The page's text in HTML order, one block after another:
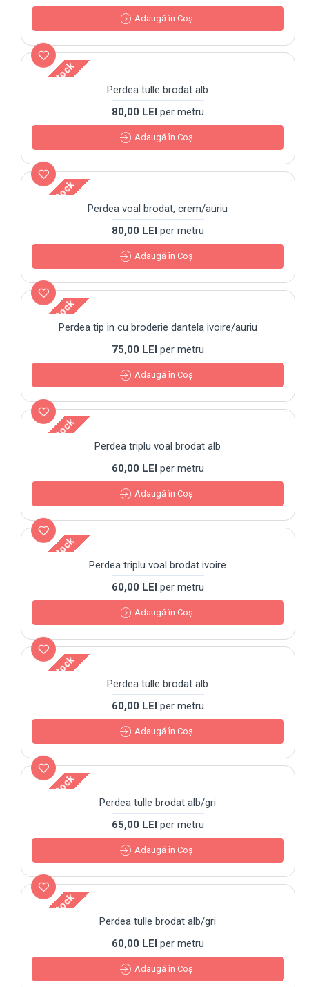
Adaugă în Coş
Out Of Stock
Perdea tulle brodat alb
80,00 LEI per metru
Adaugă în Coş
Out Of Stock
Perdea voal brodat, crem/auriu
80,00 LEI per metru
Adaugă în Coş
Out Of StockPerdea tip in cu broderie dantela ivoire/auriu
75,00 LEI per metru
Adaugă în Coş
Out Of Stock
Perdea triplu voal brodat alb
60,00 LEI per metru
Adaugă în Coş
Out Of Stock
Perdea triplu voal brodat ivoire
60,00 LEI per metru
Adaugă în Coş
Out Of Stock
Perdea tulle brodat alb
60,00 LEI per metru
Adaugă în Coş
Out Of Stock
Perdea tulle brodat alb/gri
65,00 LEI per metru
Adaugă în Coş
Out Of Stock
Perdea tulle brodat alb/gri
60,00 LEI per metru
Adaugă în Coş